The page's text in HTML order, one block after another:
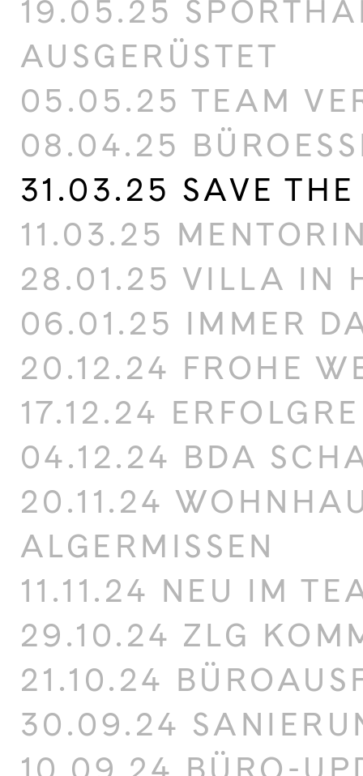
19.05.25
AUSGERÜSTET
05.05.25 TEAM
08.04.25
31.03.25 SAVE THE
11.03.25
28.01.25 VILLA IN
06.01.25 IMMER
20.12.24 FROHE
17.12.24
04.12.24 BDA
20.11.24
ALGERMISSEN
11.11.24 NEU IM
29.10.24 ZLG
21.10.24
30.09.24